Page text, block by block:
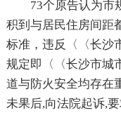
73个原告认为市
积到与居民住房间距
标准，违反〈〈长沙
规定即〈〈长沙市城
道与防火安全均存在
未果后,向法院起诉,